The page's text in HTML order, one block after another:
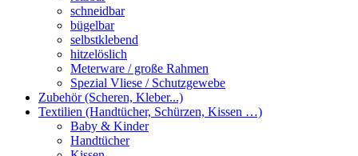
schneidbar
bügelbar
selbstklebend
hitzelöslich
Meterware / große Rahmen
Spezial Vliese / Schutzgewebe
Zubehör (Scheren, Kleber...)
Textilien (Handtücher, Schürzen, Kissen …)
Baby & Kinder
Handtücher